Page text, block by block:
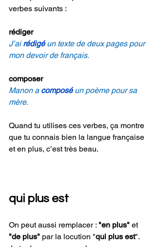
verbes suivants :
rédiger
J’ai rédigé un texte de deux pages pour
mon devoir de français.
composer
Manon a composé un poème pour sa
mère.
Quand tu utilises ces verbes, ça montre
que tu connais bien la langue française
et en plus, c’est très beau.
qui plus est
On peut aussi remplacer : "en plus" et
"de plus" par la locution "qui plus est".